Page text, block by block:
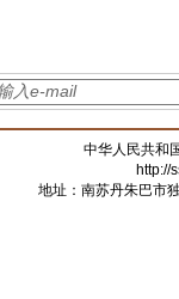
中华人民共和
http://
地址：南苏丹朱巴市